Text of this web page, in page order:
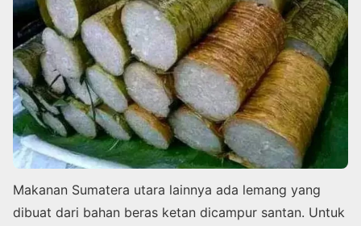
Makanan Sumatera utara lainnya ada lemang yang
dibuat dari bahan beras ketan dicampur santan. Untuk